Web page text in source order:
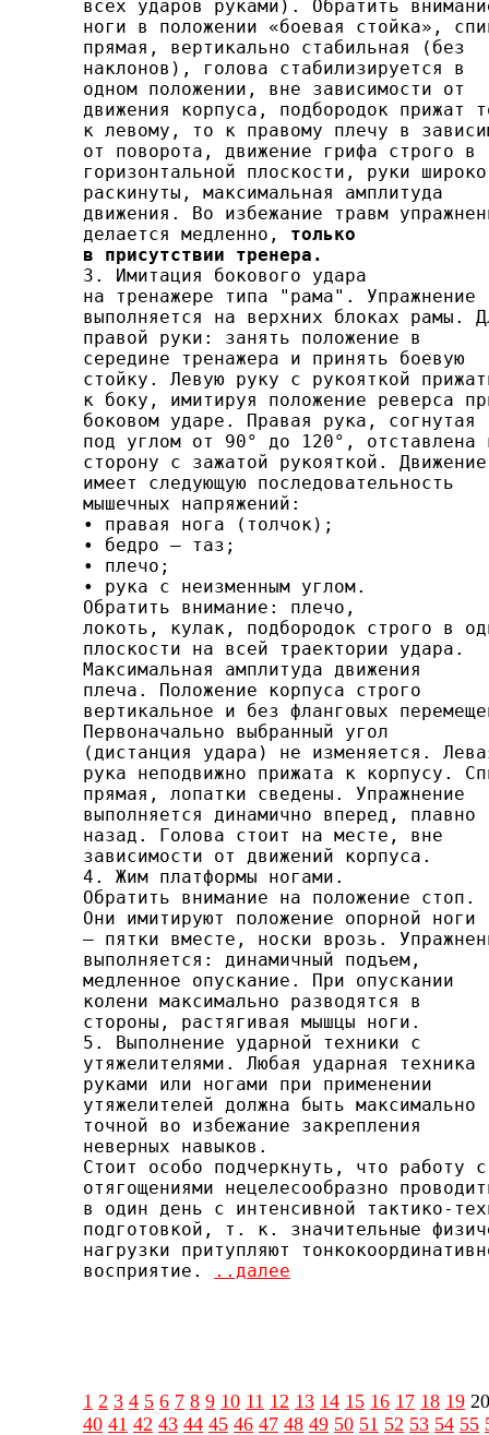
всех ударов руками). Обратить
ноги в положении «боевая стойка»,
прямая, верти­кально стабильная (без
наклонов), голова стабилизируется в
одном положении, вне зависимости от
движения корпуса, подбородок прижат
к левому, то к правому плечу в
от поворота, движение грифа строго в
горизонталь­ной плоскости, руки широко
раскинуты, максимальная ам­плитуда
движения. Во избежание травм
делает­ся медленно, только
в присутствии тренера.
3. Имитация бокового удара
на тренажере типа "рама". Упражнение
выполняется на верхних блоках рамы.
пра­вой руки: занять положение в
середине тренажера и принять боевую
стойку. Левую руку с рукояткой
к боку, имитируя положение реверса
боковом ударе. Правая рука, согнутая
под углом от 90° до 120°, отставлена
сторону с зажатой рукояткой. Движение
имеет следующую последова­тельность
мышечных напряжений:
• правая нога (толчок);
• бедро — таз;
• плечо;
• рука с неизменным углом.
Обратить внимание: плечо,
локоть, кулак, подбородок строго в
плоскости на всей траектории удара.
Макси­мальная амплитуда движения
плеча. Положение корпуса стро­го
вертикальное и без фланговых
Первона­чально выбранный угол
(дистанция удара) не изменяется.
рука неподвижно прижата к корпусу.
прямая, лопатки сведены. Упражнение
выполняется динамично впе­ред, плавно
назад. Голова стоит на месте, вне
зависимости от движений корпуса.
4. Жим платформы ногами.
Обратить внимание на поло­жение стоп.
Они имитируют положение опорной ноги
— пятки вместе, носки врозь.
выполняется: дина­мичный подъем,
медленное опускание. При опускании
ко­лени максимально разводятся в
стороны, растягивая мышцы ноги.
5. Выполнение ударной техники с
утяжелителями. Любая ударная техника
руками или ногами при применении
утяже­лителей должна быть максимально
точной во избежание зак­репления
неверных навыков.
Стоит особо подчеркнуть, что работу с
отягощениями нецелесообразно
в один день с интенсивной так­тико-
подготовкой, т. к. значительные
нагрузки притупляют
восприятие.
..далее
1 2 3 4 5 6 7 8 9 10 11 12 13 14 15 16 17 18 19
40 41 42 43 44 45 46 47 48 49 50 51 52 53 54 55